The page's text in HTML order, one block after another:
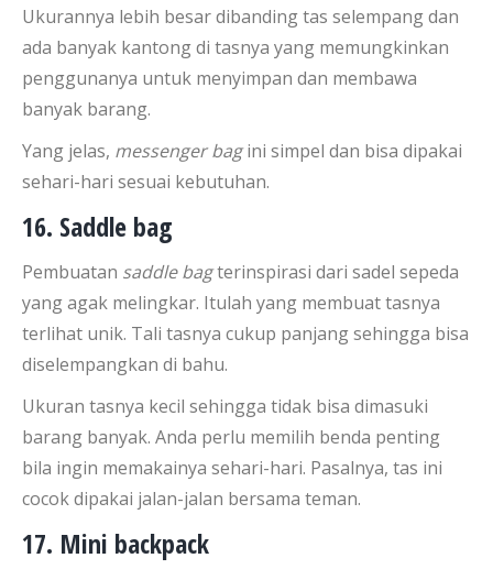
Ukurannya lebih besar dibanding tas selempang dan
ada banyak kantong di tasnya yang memungkinkan
penggunanya untuk menyimpan dan membawa
banyak barang.
Yang jelas, messenger bagini simpel dan bisa dipakai
sehari-hari sesuai kebutuhan.
16. Saddle bag
Pembuatan saddle bagterinspirasi dari sadel sepeda
yang agak melingkar. Itulah yang membuat tasnya
terlihat unik. Tali tasnya cukup panjang sehingga bisa
diselempangkan di bahu.
Ukuran tasnya kecil sehingga tidak bisa dimasuki
barang banyak. Anda perlu memilih benda penting
bila ingin memakainya sehari-hari. Pasalnya, tas ini
cocok dipakai jalan-jalan bersama teman.
17. Mini backpack